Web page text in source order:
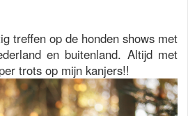
treffen op de honden shows met
en buitenland. Altijd met
trots op mijn kanjers!!